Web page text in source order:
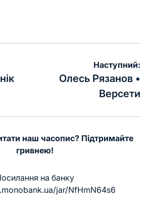
Наступний:
Олесь Рязанов •
Версети
наш часопис? Підтримайте
гривнею!
на банку
jar/NfHmN64s6